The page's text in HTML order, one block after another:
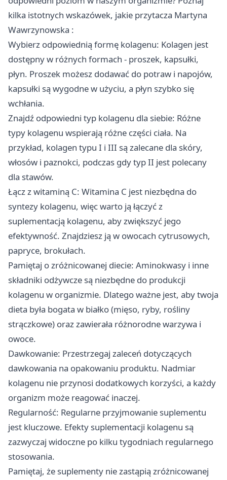
kilka istotnych wskazówek, jakie przytacza Martyna
Wawrzynowska :
Wybierz odpowiednią formę kolagenu: Kolagen jest
dostępny w różnych formach - proszek, kapsułki,
płyn. Proszek możesz dodawać do potraw i napojów,
kapsułki są wygodne w użyciu, a płyn szybko się
wchłania.
Znajdź odpowiedni typ kolagenu dla siebie: Różne
typy kolagenu wspierają różne części ciała. Na
przykład, kolagen typu I i III są zalecane dla skóry,
włosów i paznokci, podczas gdy typ II jest polecany
dla stawów.
Łącz z witaminą C: Witamina C jest niezbędna do
syntezy kolagenu, więc warto ją łączyć z
suplementacją kolagenu, aby zwiększyć jego
efektywność. Znajdziesz ją w owocach cytrusowych,
papryce, brokułach.
Pamiętaj o zróżnicowanej diecie: Aminokwasy i inne
składniki odżywcze są niezbędne do produkcji
kolagenu w organizmie. Dlatego ważne jest, aby twoja
dieta była bogata w białko (mięso, ryby, rośliny
strączkowe) oraz zawierała różnorodne warzywa i
owoce.
Dawkowanie: Przestrzegaj zaleceń dotyczących
dawkowania na opakowaniu produktu. Nadmiar
kolagenu nie przynosi dodatkowych korzyści, a każdy
organizm może reagować inaczej.
Regularność: Regularne przyjmowanie suplementu
jest kluczowe. Efekty suplementacji kolagenu są
zazwyczaj widoczne po kilku tygodniach regularnego
stosowania.
Pamiętaj, że suplementy nie zastąpią zróżnicowanej